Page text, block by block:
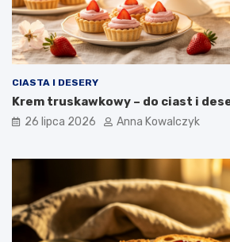
CIASTA I DESERY
Krem truskawkowy – do ciast i
26 lipca 2026 Anna Kowalczyk